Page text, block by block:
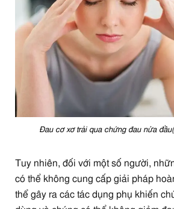
Đau cơ xơ trải qua chứng đau nửa
Tuy nhiên, đối với một số người,
có thể không cung cấp giải pháp
thể gây ra các tác dụng phụ khiến